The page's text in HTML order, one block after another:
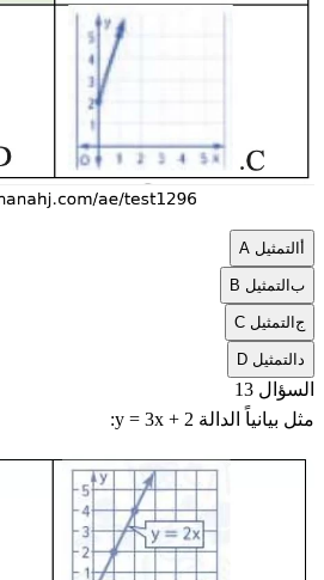
التمثيل A
بالتمثيل B
جالتمثيل C
التمثيل D
السؤال 13
مثل بيانياً الدالة y = 3x + 2
: